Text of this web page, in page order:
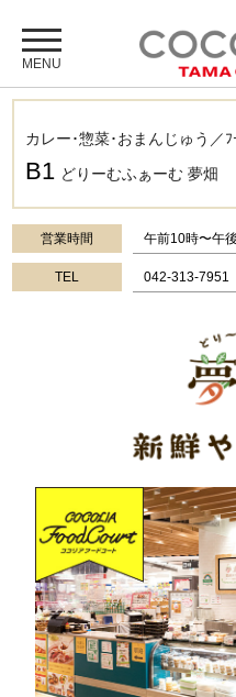
カレー･惣菜･おまんじゅう／ﾌ
B1 どりーむふぁーむ 夢畑
営業時間 午前10時〜午
TEL 042-313-7951